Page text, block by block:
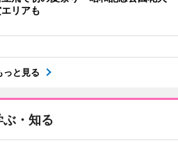
リアも
っと見る
ぶ・知る